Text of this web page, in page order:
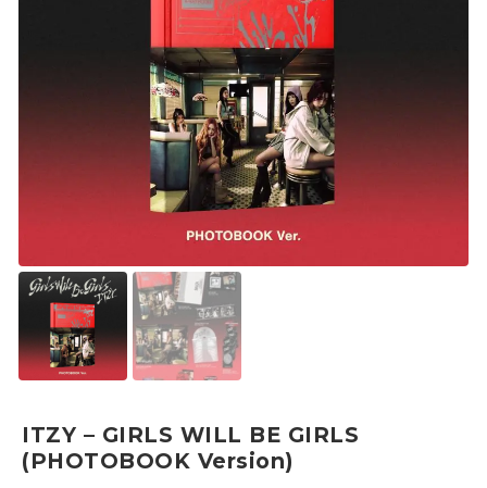
ITZY – GIRLS WILL BE GIRLS
(PHOTOBOOK Version)